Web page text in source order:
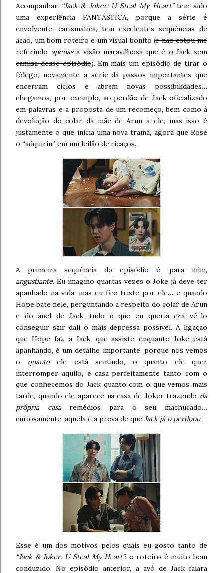
Acompanhar “Jack & Joker: U Steal My Heart”tem sido
uma experiência FANTÁSTICA, porque a série é
envolvente, carismática, tem excelentes sequências de
ação, um bom roteiro e um visual bonito (e não estou me
referindoapenasà visão maravilhosa que é o Jack sem
camisa desse episódio). Em mais um episódio de tirar o
fôlego, novamente a série dá passos importantes que
encerram ciclos e abrem novas possibilidades…
chegamos, por exemplo, ao perdão de Jack oficializado
em palavras e a proposta de um recomeço, bem como à
devolução do colar da mãe de Arun a ele, mas isso é
justamente o que inicia uma nova trama, agora que Rosé
o “adquiriu” em um leilão de ricaços.
A primeira sequência do episódio é, para mim,
angustiante. Eu imagino quantas vezes o Joke já deve ter
apanhado na vida, mas eu fico triste por ele… e quando
Hope bate nele, perguntando a respeito do colar de Arun
e do anel de Jack, tudo o que eu queria era vê-lo
conseguir sair dali o mais depressa possível. A ligação
que Hope faz a Jack, que assiste enquanto Joke está
apanhando, é um detalhe importante, porque nós vemos
o quantoele está sentindo, o quanto ele quer
interromper aquilo, e casa perfeitamente tanto com o
que conhecemos do Jack quanto com o que vemos mais
tarde, quando ele aparece na casa de Joker trazendo da
própria casaremédios para o seu machucado…
curiosamente, aquela é a prova de que Jack já o perdoou.
Esse é um dos motivos pelos quais eu gosto tanto de
“Jack & Joker: U Steal My Heart”: o roteiro é muito bem
conduzido. No episódio anterior, a avó de Jack falara